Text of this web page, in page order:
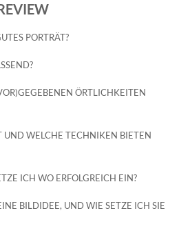
PORTRÄT?
ÖRTLICHKEITEN
UND WELCHE TECHNIKEN BIETEN
ICH WO ERFOLGREICH EIN?
BILDIDEE, UND WIE SETZE ICH SIE